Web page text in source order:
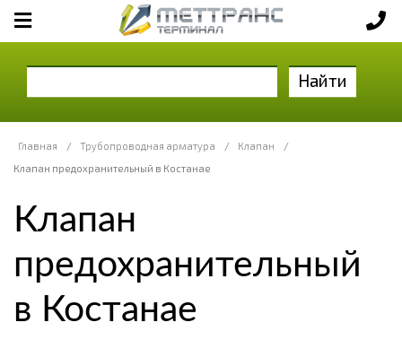
Найти
Главная / Трубопроводная арматура / Клапан
/
Клапан предохранительный в Костанае
Клапан
предохранительный
в Костанае